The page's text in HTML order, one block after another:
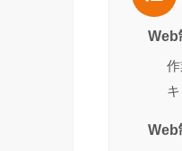
Web
Web